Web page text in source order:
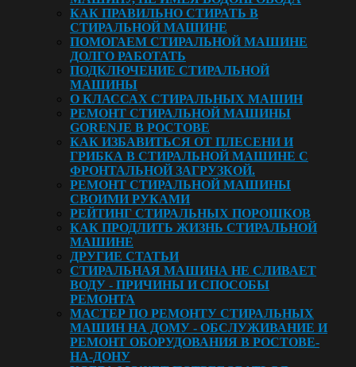
КАК ПРАВИЛЬНО СТИРАТЬ В
СТИРАЛЬНОЙ МАШИНЕ
ПОМОГАЕМ СТИРАЛЬНОЙ МАШИНЕ
ДОЛГО РАБОТАТЬ
ПОДКЛЮЧЕНИЕ СТИРАЛЬНОЙ
МАШИНЫ
О КЛАССАХ СТИРАЛЬНЫХ МАШИН
РЕМОНТ СТИРАЛЬНОЙ МАШИНЫ
GORENJE В РОСТОВЕ
КАК ИЗБАВИТЬСЯ ОТ ПЛЕСЕНИ И
ГРИБКА В СТИРАЛЬНОЙ МАШИНЕ С
ФРОНТАЛЬНОЙ ЗАГРУЗКОЙ.
РЕМОНТ СТИРАЛЬНОЙ МАШИНЫ
СВОИМИ РУКАМИ
РЕЙТИНГ СТИРАЛЬНЫХ ПОРОШКОВ
КАК ПРОДЛИТЬ ЖИЗНЬ СТИРАЛЬНОЙ
МАШИНЕ
ДРУГИЕ СТАТЬИ
СТИРАЛЬНАЯ МАШИНА НЕ СЛИВАЕТ
ВОДУ - ПРИЧИНЫ И СПОСОБЫ
РЕМОНТА
МАСТЕР ПО РЕМОНТУ СТИРАЛЬНЫХ
МАШИН НА ДОМУ - ОБСЛУЖИВАНИЕ И
РЕМОНТ ОБОРУДОВАНИЯ В РОСТОВЕ-
НА-ДОНУ